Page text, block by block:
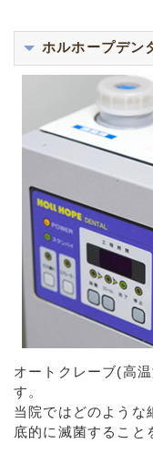
ホルホープデン
オートクレーブ(高
す。
当院ではどのような
底的に滅菌すること